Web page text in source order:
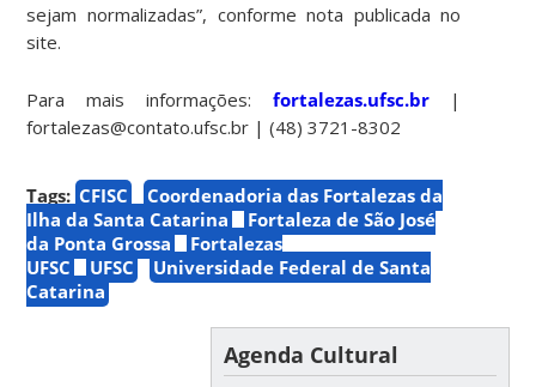
sejam normalizadas”, conforme nota publicada no
site.
Para mais informações: fortalezas.ufsc.br|
fortalezas@contato.ufsc.br | (48) 3721-8302
Tags: CFISC
Coordenadoria das Fortalezas da
Ilha da Santa Catarina
Fortaleza de São José
da Ponta Grossa
Fortalezas
UFSC
UFSC
Universidade Federal de Santa
Catarina
Agenda Cultural